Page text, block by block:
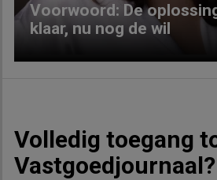
Voorwoord: De
klaar, nu nog de wil
Volledig toegang
Vastgoedjournaal?